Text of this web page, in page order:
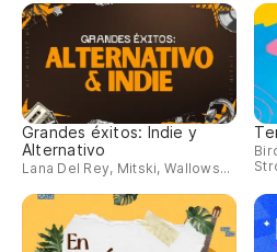
Grandes éxitos: Indie y
Alternativo
Lana Del Rey, Mitski, Wallows...